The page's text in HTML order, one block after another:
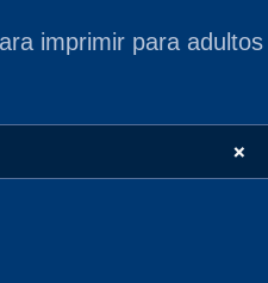
imprimir para adultos
+